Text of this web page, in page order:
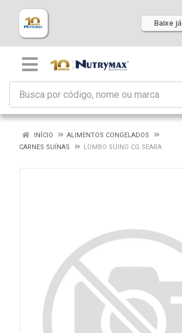
Baixe
INÍCIO
ALIMENTOS CONGELADOS
CARNES SUÍNAS
LOMBO SUINO CG SEARA